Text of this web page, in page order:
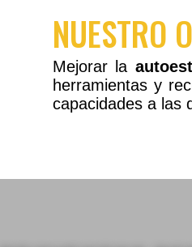
NUESTRO
Mejorar la
herramientas y
capacidades a las